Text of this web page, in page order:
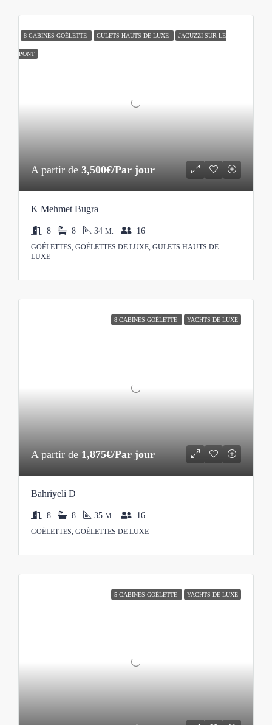
8 CABINES GOÉLETTE GULETS HAUTS DE LUXE JACUZZI SUR LE
PONT
A partir de 3,500€/Par jour
K Mehmet Bugra
8 8 34 M. 16
GOÉLETTES, GOÉLETTES DE LUXE, GULETS HAUTS DE
LUXE
8 CABINES GOÉLETTE YACHTS DE LUXE
A partir de 1,875€/Par jour
Bahriyeli D
8 8 35 M. 16
GOÉLETTES, GOÉLETTES DE LUXE
5 CABINES GOÉLETTE YACHTS DE LUXE